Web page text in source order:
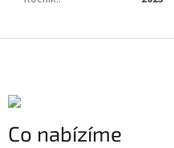
Co nabízíme